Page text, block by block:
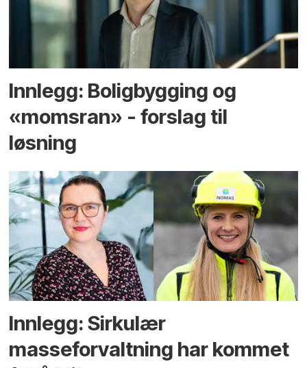
Innlegg: Boligbygging og
«momsran» - forslag til
løsning
Innlegg: Sirkulær
masseforvaltning har kommet